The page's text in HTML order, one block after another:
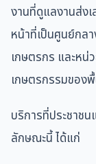
งานที่ดูแลงานส่ง
หน้าที่เป็นศูนย์กล
เกษตรกร และห
เกษตรกรรมของ
บริการที่ประชาช
ลักษณะนี้ ได้แก่